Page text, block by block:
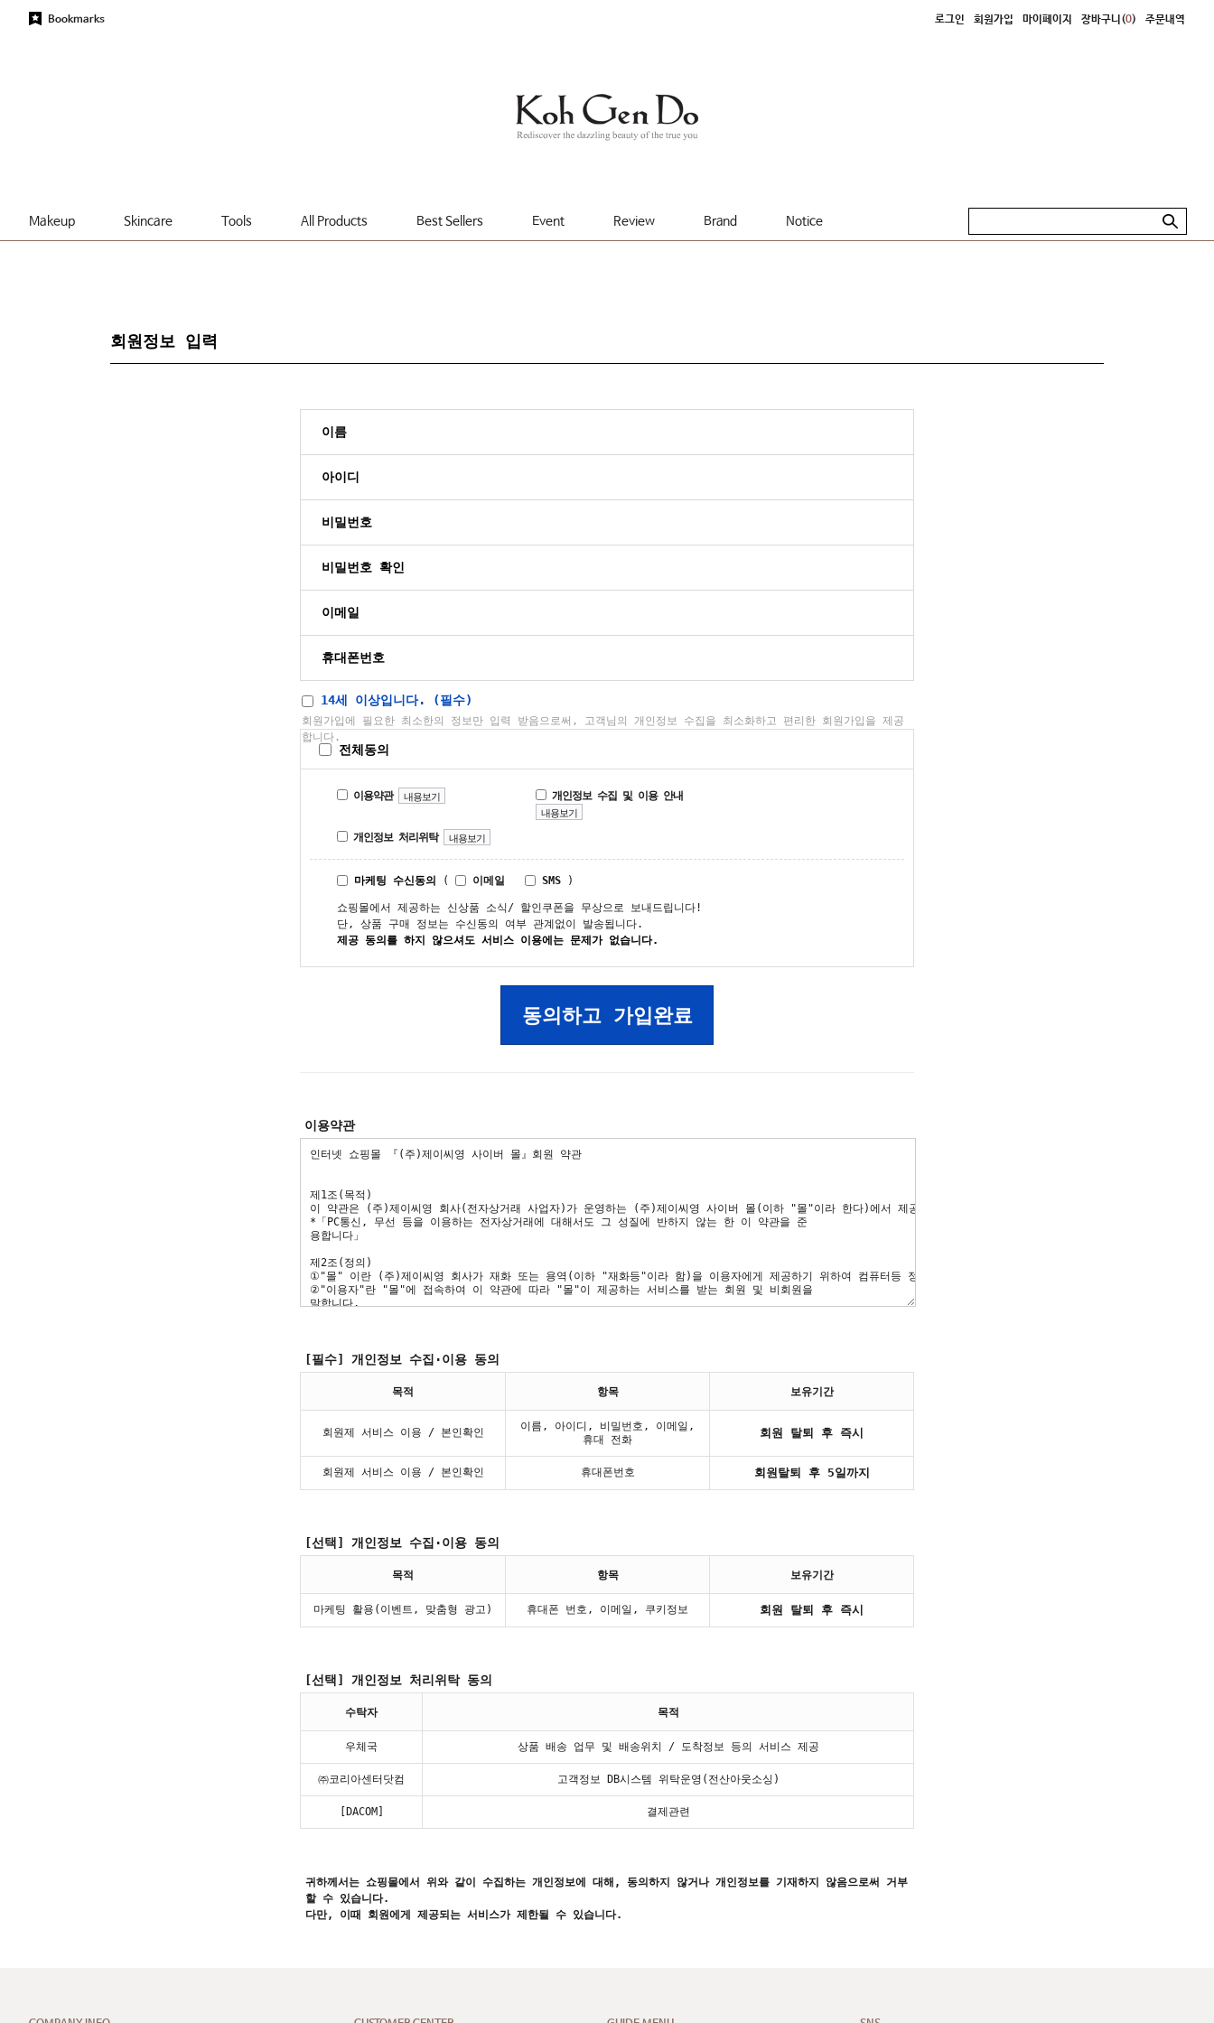
Bookmarks 로그인 회원가입 마이페이지 장바구니(0) 주문내역
Makeup Skincare Tools All Products Best Sellers Event Review Brand Notice
회원정보 입력
이름
아이디
비밀번호
비밀번호 확인
이메일
휴대폰번호
14세 이상입니다. (필수)
회원가입에 필요한 최소한의 정보만 입력 받음으로써, 고객님의 개인정보 수집을 최소화하고 편리한 회원가입을 제공
합니다.
전체동의
이용약관 내용보기 개인정보 수집 및 이용 안내
내용보기
개인정보 처리위탁 내용보기
마케팅 수신동의 ( 이메일 SMS )
쇼핑몰에서 제공하는 신상품 소식/ 할인쿠폰을 무상으로 보내드립니다!
단, 상품 구매 정보는 수신동의 여부 관계없이 발송됩니다.
제공 동의를 하지 않으셔도 서비스 이용에는 문제가 없습니다.
동의하고 가입완료
이용약관
[필수] 개인정보 수집·이용 동의
목적 항목 보유기간
회원제 서비스 이용 / 본인확인
이름, 아이디, 비밀번호, 이메일,
휴대 전화
회원 탈퇴 후 즉시
회원제 서비스 이용 / 본인확인 휴대폰번호 회원탈퇴 후 5일까지
[선택] 개인정보 수집·이용 동의
목적 항목 보유기간
마케팅 활용(이벤트, 맞춤형 광고) 휴대폰 번호, 이메일, 쿠키정보 회원 탈퇴 후 즉시
[선택] 개인정보 처리위탁 동의
수탁자 목적
우체국 상품 배송 업무 및 배송위치 / 도착정보 등의 서비스 제공
㈜코리아센터닷컴 고객정보 DB시스템 위탁운영(전산아웃소싱)
[DACOM] 결제관련
귀하께서는 쇼핑몰에서 위와 같이 수집하는 개인정보에 대해, 동의하지 않거나 개인정보를 기재하지 않음으로써 거부
할 수 있습니다.
다만, 이때 회원에게 제공되는 서비스가 제한될 수 있습니다.